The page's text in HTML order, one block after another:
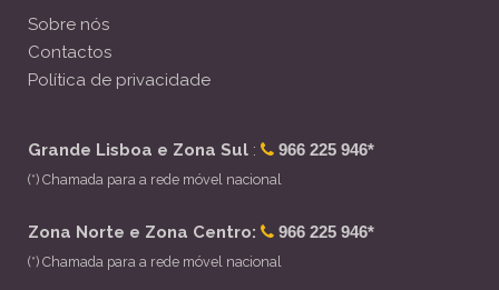
Sobre nós
Contactos
Política de privacidade
Grande Lisboa e Zona Sul : 966 225 946*
(*) Chamada para a rede móvel nacional
Zona Norte e Zona Centro: 966 225 946*
(*) Chamada para a rede móvel nacional